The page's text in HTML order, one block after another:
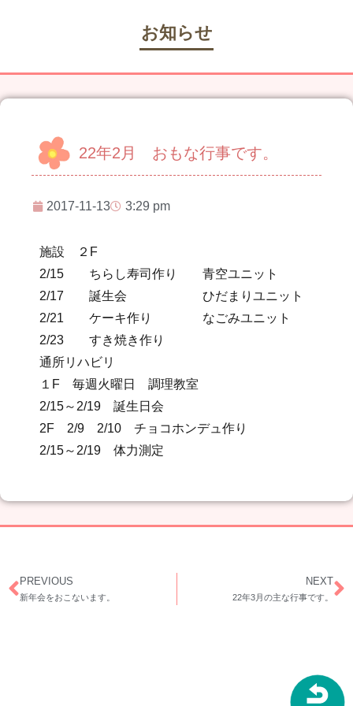
お知らせ
22年2月 おもな行事です。
2017-11-13 3:29 pm
施設 ２F
2/15 ちらし寿司作り 青空ユニット
2/17 誕生会 ひだまりユニット
2/21 ケーキ作り なごみユニット
2/23 すき焼き作り
通所リハビリ
１F 毎週火曜日 調理教室
2/15～2/19 誕生日会
2F 2/9 2/10 チョコホンデュ作り
2/15～2/19 体力測定
PREVIOUS
新年会をおこないます。
NEXT
22年3月の主な行事です。